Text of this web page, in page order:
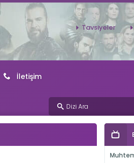
Tavsiyeler
İletişim